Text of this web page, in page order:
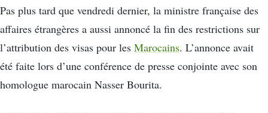
Pas plus tard que vendredi dernier, la ministre française des
affaires étrangères a aussi annoncé la fin des restrictions sur
l’attribution des visas pour les Marocains. L’annonce avait
été faite lors d’une conférence de presse conjointe avec son
homologue marocain Nasser Bourita.